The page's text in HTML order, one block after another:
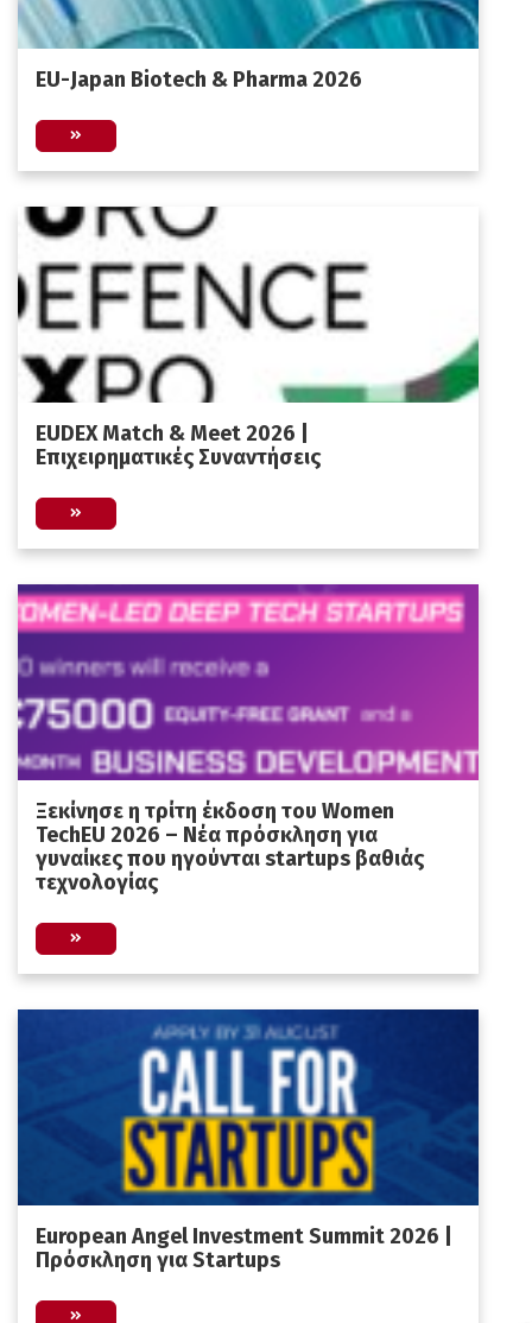
EU-Japan Biotech & Pharma 2026
EUDEX Match & Meet 2026 |
Επιχειρηματικές Συναντήσεις
Ξεκίνησε η τρίτη έκδοση του Women
TechEU 2026 – Νέα πρόσκληση για
γυναίκες που ηγούνται startups βαθιάς
τεχνολογίας
European Angel Investment Summit 2026 |
Πρόσκληση για Startups